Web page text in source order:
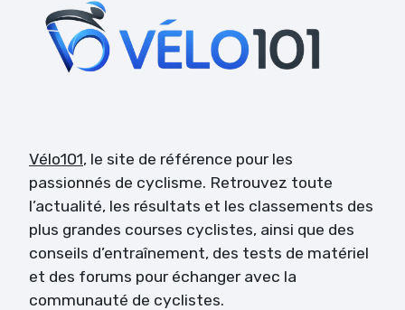
Vélo101, le site de référence pour les
passionnés de cyclisme. Retrouvez toute
l’actualité, les résultats et les classements des
plus grandes courses cyclistes, ainsi que des
conseils d’entraînement, des tests de matériel
et des forums pour échanger avec la
communauté de cyclistes.